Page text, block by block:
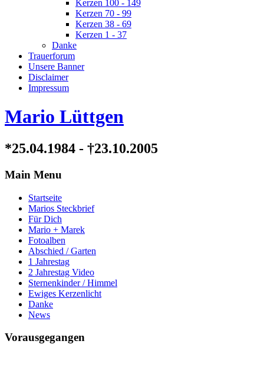
Kerzen 100 - 149
Kerzen 70 - 99
Kerzen 38 - 69
Kerzen 1 - 37
Danke
Trauerforum
Unsere Banner
Disclaimer
Impressum
Mario Lüttgen
*25.04.1984 - †23.10.2005
Main Menu
Startseite
Marios Steckbrief
Für Dich
Mario + Marek
Fotoalben
Abschied / Garten
1 Jahrestag
2 Jahrestag Video
Sternenkinder / Himmel
Ewiges Kerzenlicht
Danke
News
Vorausgegangen